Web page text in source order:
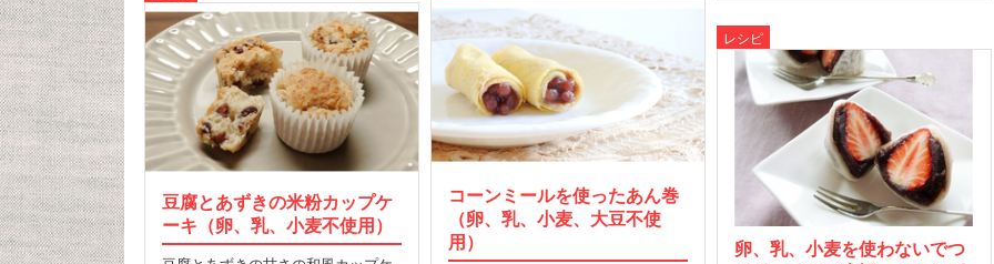
コーンミールを使ったあん巻
（卵、乳、小麦、大豆不使
用）
豆腐とあずきの米粉カップケ
ーキ（卵、乳、小麦不使用）
レシピ
卵、乳、小麦を使わないでつ